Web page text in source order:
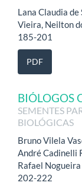
Lana Claudia de
Vieira, Neilton
185-201
PDF
BIÓLOGOS
SEMENTES
BIOLÓGICAS
Bruno Vilela
André Cadinelli
Rafael
202-222